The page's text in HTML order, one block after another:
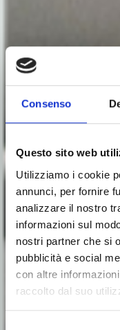
Consenso
Questo sito web
Utilizziamo i cookie
annunci, per fornire
analizzare il nostro
informazioni sul
nostri partner che si
pubblicità e social
con altre
raccolto dal suo
Controlli Qualità
TM200
Il sistema TM200
misurazione in
utilizzato in
pesatura). Il
trave in tubolare
completamente